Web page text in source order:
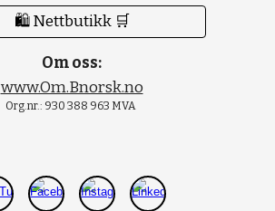
🛍 Nettbutikk 🛒
Om oss:
www.Om.Bnorsk.no
Org.nr.: 930 388 963 MVA